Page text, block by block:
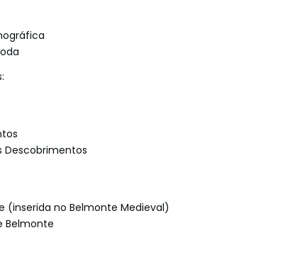
Descobrimentos
(inserida no Belmonte Medieval)
Belmonte